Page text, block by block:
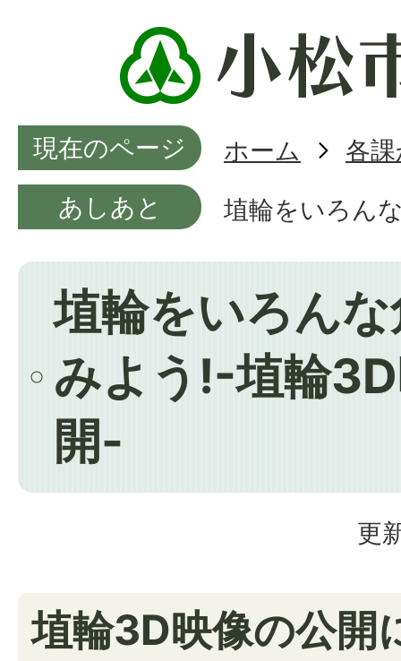
現在のページ ホーム
各
あしあと
埴輪をいろん
埴輪をいろん
みよう!-埴輪
開-
更
埴輪3D映像の公開